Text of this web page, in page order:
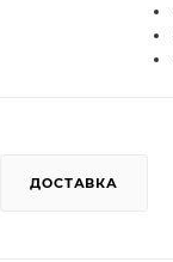
ДОСТАВКА